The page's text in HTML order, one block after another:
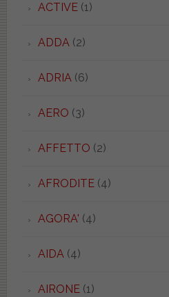
ACTIVE(1)
ADDA(2)
ADRIA(6)
AERO (3)
AFFETTO (2)
AFRODITE(4)
AGORA' (4)
AIDA(4)
AIRONE(1)